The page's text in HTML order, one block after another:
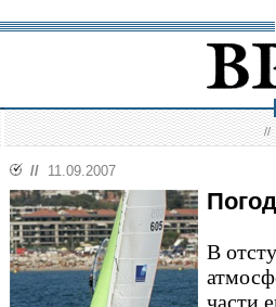
//
// 11.09.2007
В
части